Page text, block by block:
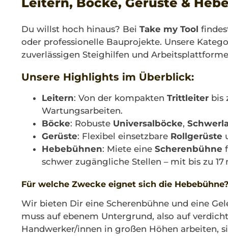
Leitern, Böcke, Gerüste &
Du willst hoch hinaus? Bei Take my Tool
oder professionelle Bauprojekte. Unsere
zuverlässigen Steighilfen und
Unsere Highlights im Überblick:
Leitern: Von der kompakten Trittleiterbis
Wartungsarbeiten.
Böcke: Robuste Universalböcke,
Gerüste: Flexibel einsetzbare Rollgerüste
Hebebühnen: Miete eine Scherenbühne
schwer zugängliche Stellen – mit bis zu 17
Für welche Zwecke eignet sich die
Wir bieten Dir eine Scherenbühne und eine
muss auf ebenem Untergrund, also auf
Handwerker/innen in großen Höhen arbeiten,